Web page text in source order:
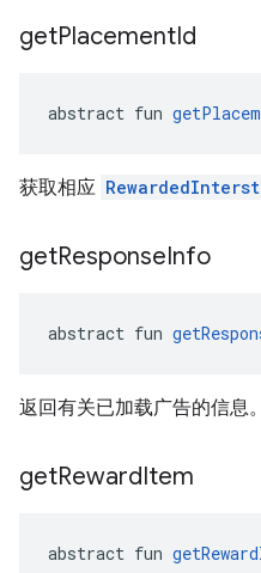
getPlacementId
abstract fun
获取相应
getResponseInfo
abstract fun
返回有关已加载广告的信息。
getRewardItem
abstract fun